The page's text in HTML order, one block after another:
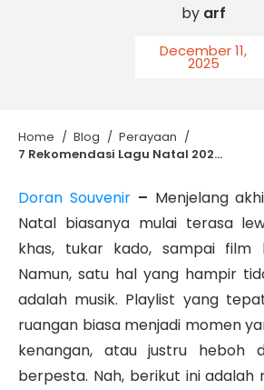
by arf
December 11,
2025
Home / Blog / Perayaan /
7 Rekomendasi Lagu Natal 2025: dari Pop Barat, K-Pop, sampai Klasik Indonesia
Doran Souvenir– Menjelang
Natal biasanya mulai terasa
khas, tukar kado, sampai film
Namun, satu hal yang hampir
adalah musik. Playlist yang
ruangan biasa menjadi momen
kenangan, atau justru heboh
berpesta. Nah, berikut ini adalah